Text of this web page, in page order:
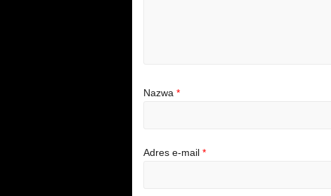
Nazwa*
Adres e-mail*